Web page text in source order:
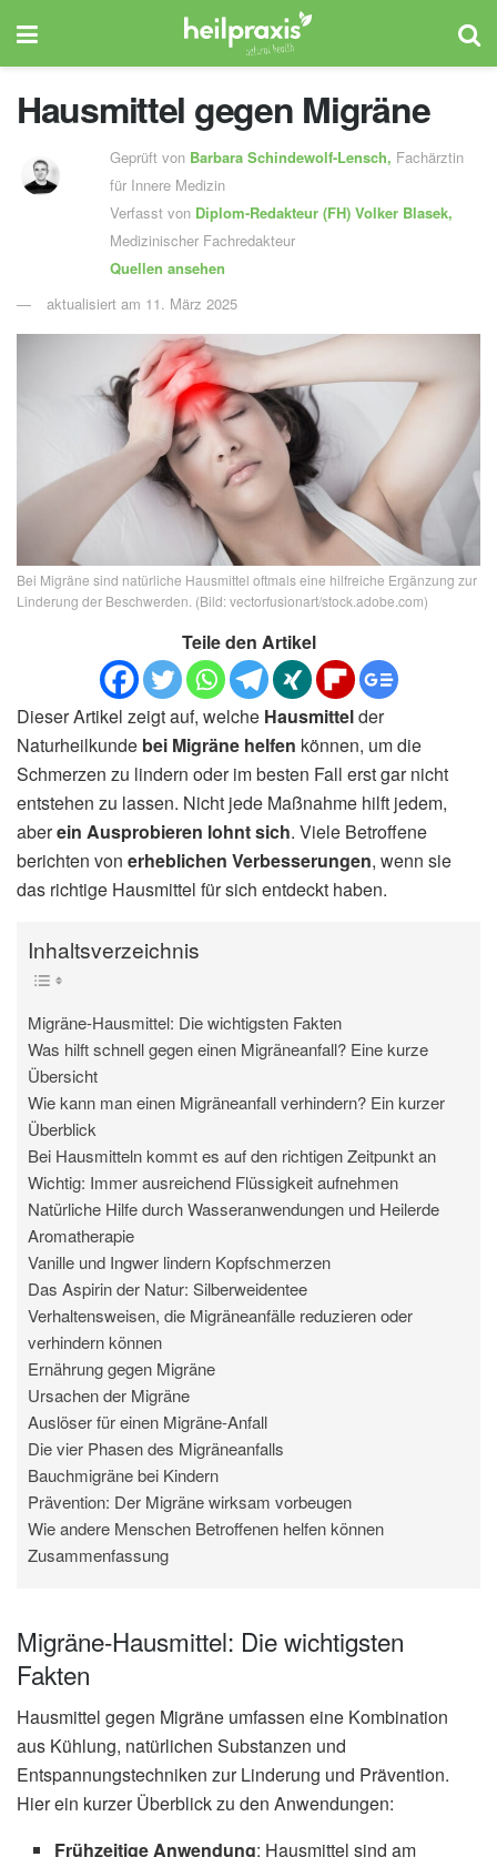
Hausmittel gegen Migräne
Geprüft von Barbara Schindewolf-Lensch, Fachärztin
für Innere Medizin
Verfasst von Diplom-Redakteur (FH)Volker Blasek,
Medizinischer Fachredakteur
Quellen ansehen
aktualisiert am 11. März 2025
Bei Migräne sind natürliche Hausmittel oftmals eine hilfreiche Ergänzung zur
Linderung der Beschwerden. (Bild: vectorfusionart/stock.adobe.com)
Teile den Artikel
Dieser Artikel zeigt auf, welche Hausmittelder
Naturheilkunde bei Migräne helfen können, um die
Schmerzen zu lindern oder im besten Fall erst gar nicht
entstehen zu lassen. Nicht jede Maßnahme hilft jedem,
aberein Ausprobieren lohnt sich. Viele Betroffene
berichten von erheblichen Verbesserungen, wenn sie
das richtige Hausmittel für sich entdeckt haben.
Inhaltsverzeichnis
Migräne-Hausmittel: Die wichtigsten Fakten
Was hilft schnell gegen einen Migräneanfall? Eine kurze
Übersicht
Wie kann man einen Migräneanfall verhindern? Ein kurzer
Überblick
Bei Hausmitteln kommt es auf den richtigen Zeitpunkt an
Wichtig: Immer ausreichend Flüssigkeit aufnehmen
Natürliche Hilfe durch Wasseranwendungen und Heilerde
Aromatherapie
Vanille und Ingwer lindern Kopfschmerzen
Das Aspirin der Natur: Silberweidentee
Verhaltensweisen, die Migräneanfälle reduzieren oder
verhindern können
Ernährung gegen Migräne
Ursachen der Migräne
Auslöser für einen Migräne-Anfall
Die vier Phasen des Migräneanfalls
Bauchmigräne bei Kindern
Prävention: Der Migräne wirksam vorbeugen
Wie andere Menschen Betroffenen helfen können
Zusammenfassung
Migräne-Hausmittel: Die wichtigsten
Fakten
Hausmittel gegen Migräne umfassen eine Kombination
aus Kühlung, natürlichen Substanzen und
Entspannungstechniken zur Linderung und Prävention.
Hier ein kurzer Überblick zu den Anwendungen:
Frühzeitige Anwendung: Hausmittel sind am